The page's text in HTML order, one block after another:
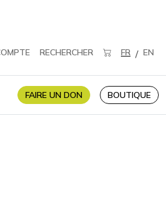
RECHERCHER FR / EN
FAIRE UN DON BOUTIQUE